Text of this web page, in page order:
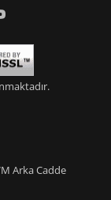
Arka Cadde